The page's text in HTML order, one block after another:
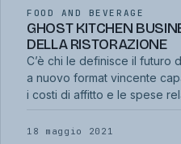
FOOD AND BEVERAGE
GHOST KITCHEN
DELLA RISTORAZIONE
C’è chi le definisce il futuro
a nuovo format vincente
i costi di affitto e le spese
18 maggio 2021